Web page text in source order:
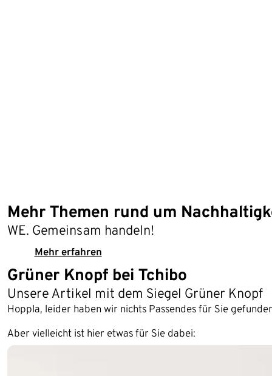
Mehr Themen rund um
WE. Gemeinsam handeln!
Mehr erfahren
Grüner Knopf bei Tchibo
Unsere Artikel mit dem Siegel Grüner Knopf
Hoppla, leider haben wir nichts Passendes für Sie
Aber vielleicht ist hier etwas für Sie dabei: